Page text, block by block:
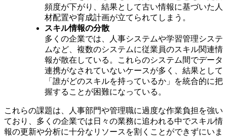
頻度が下がり、結果として古い情報に基づいた人
材配置や育成計画が立てられてしまう。
スキル情報の分散
多くの企業では、人事システムや学習管理システ
ムなど、複数のシステムに従業員のスキル関連情
報が散在している。これらのシステム間でデータ
連携がなされていないケースが多く、結果として
「誰がどのスキルを持っているか」を統合的に把
握することが困難になっている。
これらの課題は、人事部門や管理職に過度な作業負担を強い
ており、多くの企業では日々の業務に追われる中でスキル情
報の更新や分析に十分なリソースを割くことができずにいま